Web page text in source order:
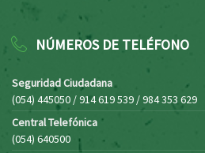
NÚMEROS DE TELÉFONO
Seguridad Ciudadana
(054) 445050 / 914 619 539 / 984 353 629
Central Telefónica
(054) 640500